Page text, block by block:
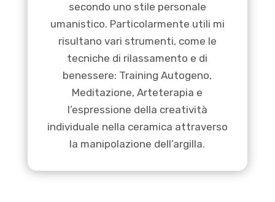
secondo uno stile personale
umanistico. Particolarmente utili mi
risultano vari strumenti, come le
tecniche di rilassamento e di
benessere: Training Autogeno,
Meditazione, Arteterapia e
l’espressione della creatività
individuale nella ceramica attraverso
la manipolazione dell’argilla.